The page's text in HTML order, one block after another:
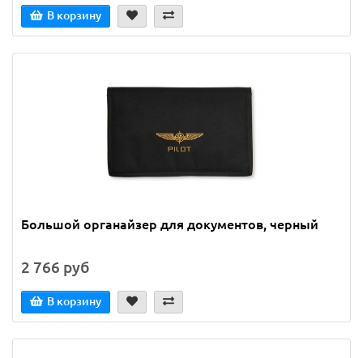
В корзину
Большой органайзер для документов, черный
2 766 руб
В корзину